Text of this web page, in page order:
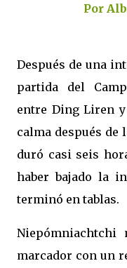
Por
Después de una
partida del
entre Ding Liren
calma después de
duró casi seis
haber bajado la
terminó en tablas.
marcador con un